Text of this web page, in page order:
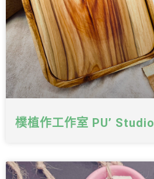
樸植作工作室 PU’ Studio